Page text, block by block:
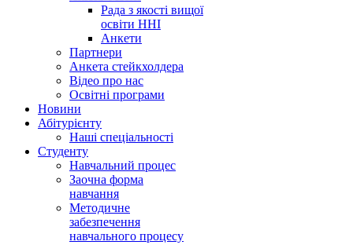
Рада з якості вищої
освіти ННІ
Анкети
Партнери
Анкета стейкхолдера
Відео про нас
Освітні програми
Hовини
Абітурієнту
Наші спеціальності
Студенту
Навчальний процес
Заочна форма
навчання
Методичне
забезпечення
навчального процесу